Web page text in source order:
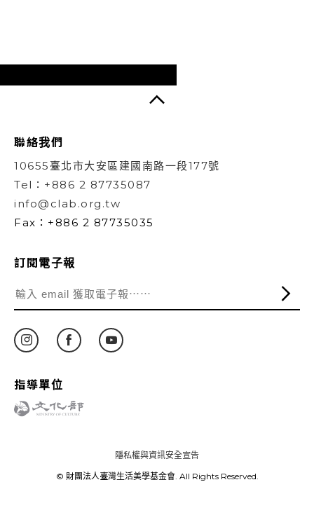
聯絡我們
10655臺北市大安區建國南路一段177號
Tel：+886 2 87735087
info@clab.org.tw
Fax：+886 2 87735035
訂閱電子報
指導單位
隱私權與資訊安全宣告
© 財團法人臺灣生活美學基金會. All Rights Reserved.